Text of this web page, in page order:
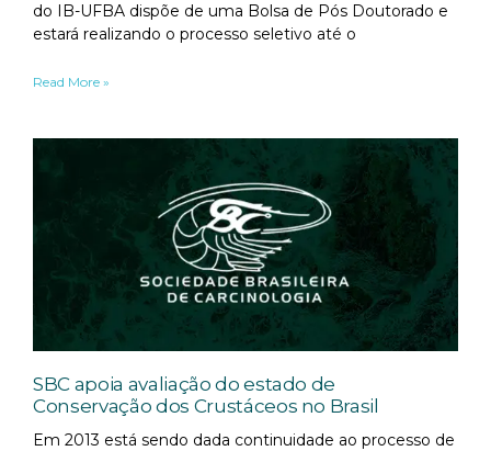
do IB-UFBA dispõe de uma Bolsa de Pós Doutorado e
estará realizando o processo seletivo até o
Read More »
SBC apoia avaliação do estado de
Conservação dos Crustáceos no Brasil
Em 2013 está sendo dada continuidade ao processo de